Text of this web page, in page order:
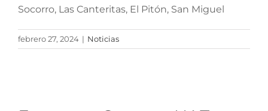
Socorro, Las Canteritas, El Pitón, San Miguel
febrero 27, 2024 | Noticias